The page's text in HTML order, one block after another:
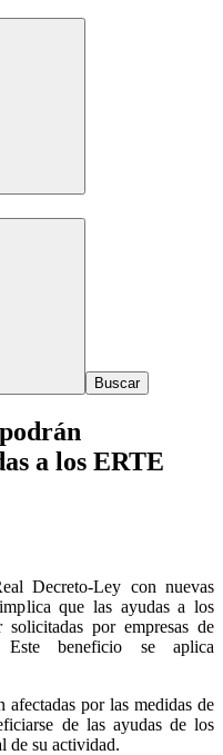
a los ERTE
Decreto-Ley con nuevas
que las ayudas a los
por empresas de
Este beneficio se aplica
afectadas por las medidas de
de las ayudas de los
de su actividad.